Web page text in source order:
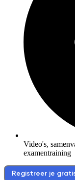
Video's,
examentraining
Registreer je